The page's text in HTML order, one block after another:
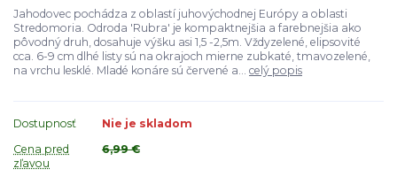
Jahodovec pochádza z oblastí juhovýchodnej Európy a oblasti
Stredomoria. Odroda 'Rubra' je kompaktnejšia a farebnejšia ako
pôvodný druh, dosahuje výšku asi 1,5 -2,5m. Vždyzelené, elipsovité
cca. 6-9 cm dlhé listy sú na okrajoch mierne zubkaté, tmavozelené,
na vrchu lesklé. Mladé konáre sú červené a... celý popis
Dostupnosť
Nie je skladom
Cena pred
zľavou
6,99 €